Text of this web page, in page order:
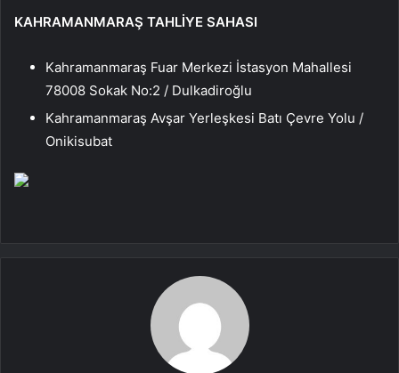
KAHRAMANMARAŞ TAHLİYE SAHASI
Kahramanmaraş Fuar Merkezi İstasyon Mahallesi
78008 Sokak No:2 / Dulkadiroğlu
Kahramanmaraş Avşar Yerleşkesi Batı Çevre Yolu /
Onikisubat